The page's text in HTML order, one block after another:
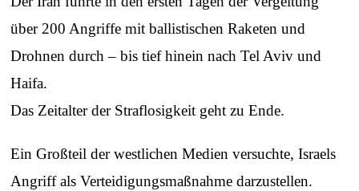
über 200 Angriffe mit ballistischen Raketen und
Drohnen durch – bis tief hinein nach Tel Aviv und
Haifa.
Das Zeitalter der Straflosigkeit geht zu Ende.
Ein Großteil der westlichen Medien versuchte, Israels
Angriff als Verteidigungsmaßnahme darzustellen.